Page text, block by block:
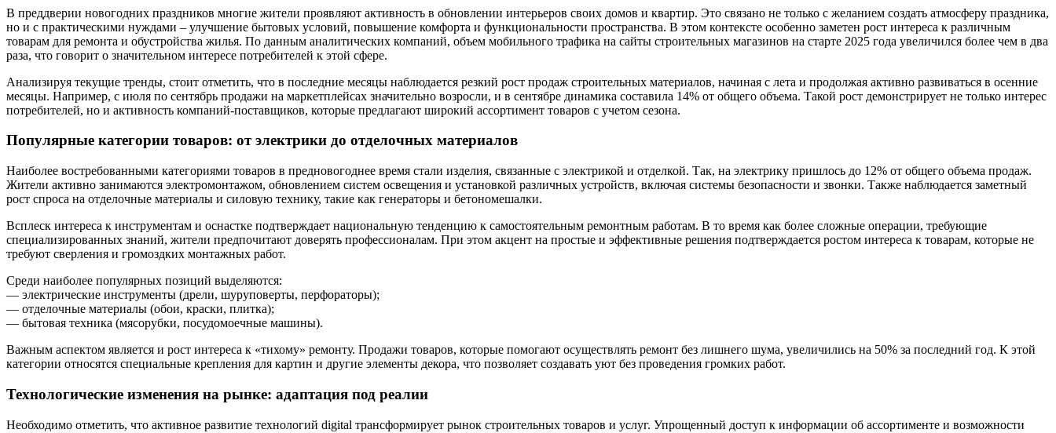
В преддверии новогодних праздников многие жители проявляют активность в обновлении интерьеров своих домов и квартир. Это связано не только с желанием создать атмосферу праздника,
но и с практическими нуждами – улучшение бытовых условий, повышение комфорта и функциональности пространства. В этом контексте особенно заметен рост интереса к различным
товарам для ремонта и обустройства жилья. По данным аналитических компаний, объем мобильного трафика на сайты строительных магазинов на старте 2025 года увеличился более чем в два
раза, что говорит о значительном интересе потребителей к этой сфере.
Анализируя текущие тренды, стоит отметить, что в последние месяцы наблюдается резкий рост продаж строительных материалов, начиная с лета и продолжая активно развиваться в осенние
месяцы. Например, с июля по сентябрь продажи на маркетплейсах значительно возросли, и в сентябре динамика составила 14% от общего объема. Такой рост демонстрирует не только интерес
потребителей, но и активность компаний-поставщиков, которые предлагают широкий ассортимент товаров с учетом сезона.
Популярные категории товаров: от электрики до отделочных материалов
Наиболее востребованными категориями товаров в предновогоднее время стали изделия, связанные с электрикой и отделкой. Так, на электрику пришлось до 12% от общего объема продаж.
Жители активно занимаются электромонтажом, обновлением систем освещения и установкой различных устройств, включая системы безопасности и звонки. Также наблюдается заметный
рост спроса на отделочные материалы и силовую технику, такие как генераторы и бетономешалки.
Всплеск интереса к инструментам и оснастке подтверждает национальную тенденцию к самостоятельным ремонтным работам. В то время как более сложные операции, требующие
специализированных знаний, жители предпочитают доверять профессионалам. При этом акцент на простые и эффективные решения подтверждается ростом интереса к товарам, которые не
требуют сверления и громоздких монтажных работ.
Среди наиболее популярных позиций выделяются:
— электрические инструменты (дрели, шуруповерты, перфораторы);
— отделочные материалы (обои, краски, плитка);
— бытовая техника (мясорубки, посудомоечные машины).
Важным аспектом является и рост интереса к «тихому» ремонту. Продажи товаров, которые помогают осуществлять ремонт без лишнего шума, увеличились на 50% за последний год. К этой
категории относятся специальные крепления для картин и другие элементы декора, что позволяет создавать уют без проведения громких работ.
Технологические изменения на рынке: адаптация под реалии
Необходимо отметить, что активное развитие технологий digital трансформирует рынок строительных товаров и услуг. Упрощенный доступ к информации об ассортименте и возможности